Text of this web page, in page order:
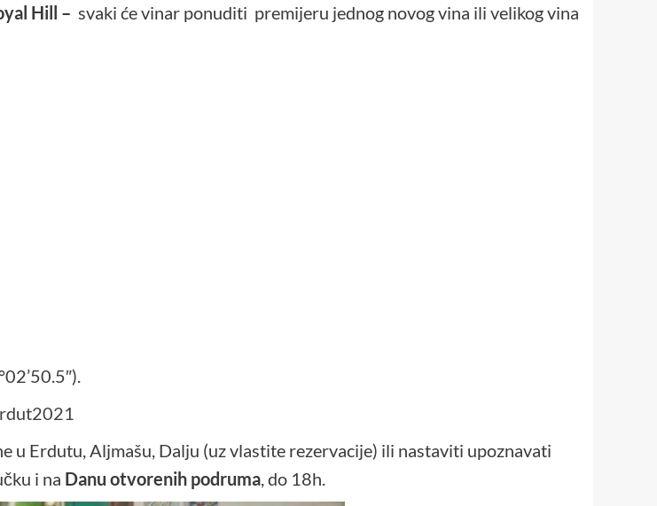
Hill – svaki će vinar ponuditi premijeru jednog novog vina ili velikog vina
u Erdutu, Aljmašu, Dalju (uz vlastite rezervacije) ili nastaviti upoznavati
i na Danu otvorenih podruma , do 18h.